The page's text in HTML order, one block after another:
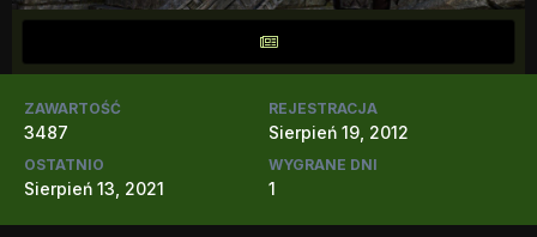
ZAWARTOŚĆ
3487
REJESTRACJA
Sierpień 19, 2012
OSTATNIO
Sierpień 13, 2021
WYGRANE DNI
1